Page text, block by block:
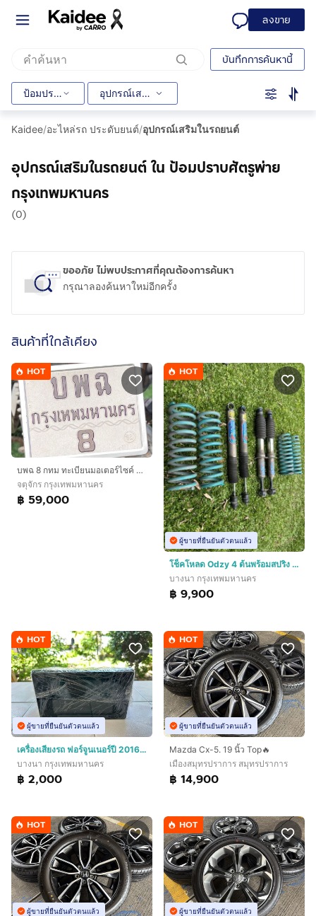
ลงขาย
บันทึกการค้นหานี้
ป้อมปราบศัตรูพ่ายอุปกรณ์เสริมในรถยนต์
Kaidee/อะไหล่รถ ประดับยนต์/อุปกรณ์เสริมในรถยนต์
อุปกรณ์เสริมในรถยนต์ ใน ป้อมปราบศัตรูพ่าย
กรุงเทพมหานคร
(0)
ขออภัย ไม่พบประกาศที่คุณต้องการค้นหา
กรุณาลองค้นหาใหม่อีกครั้ง
สินค้าที่ใกล้เคียง
HOT
บพฉ 8 กทม ทะเบียนมอเตอร์ไซค์ มงคล หายาก
จตุจักร กรุงเทพมหานคร
฿ 59,000
HOT
ผู้ขายที่ยืนยันตัวตนแล้ว
โช็คโหลด Odzy 4 ต้นพร้อมสปริง ใส่ฟอร์จูนเนอร์ปี 2016
บางนา กรุงเทพมหานคร
฿ 9,900
HOT
ผู้ขายที่ยืนยันตัวตนแล้ว
เครื่องเสียงรถ ฟอร์จูนเนอร์ปี 2016 + กล้องถอย สภาพสวยใช้งานได้ปรกติ
บางนา กรุงเทพมหานคร
฿ 2,000
HOT
ผู้ขายที่ยืนยันตัวตนแล้ว
Mazda Cx-5. 19 นิ้ว Top🔥
เมืองสมุทรปราการ สมุทรปราการ
฿ 14,900
HOT
ผู้ขายที่ยืนยันตัวตนแล้ว
HOT
ผู้ขายที่ยืนยันตัวตนแล้ว